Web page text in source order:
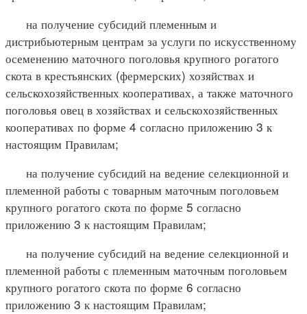
на получение субсидий племенным и
дистрибьютерным центрам за услуги по искусственному
осеменению маточного поголовья крупного рогатого
скота в крестьянских (фермерских) хозяйствах и
сельскохозяйственных кооперативах, а также маточного
поголовья овец в хозяйствах и сельскохозяйственных
кооперативах по форме 4 согласно приложению 3 к
настоящим Правилам;
на получение субсидий на ведение селекционной и
племенной работы с товарным маточным поголовьем
крупного рогатого скота по форме 5 согласно
приложению 3 к настоящим Правилам;
на получение субсидий на ведение селекционной и
племенной работы с племенным маточным поголовьем
крупного рогатого скота по форме 6 согласно
приложению 3 к настоящим Правилам;